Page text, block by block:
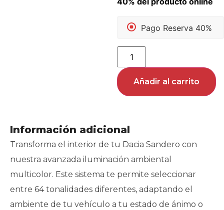
Pago Reserva 40%
Añadir al carrito
Información adicional
Transforma el interior de tu Dacia Sandero con
nuestra avanzada iluminación ambiental
multicolor. Este sistema te permite seleccionar
entre 64 tonalidades diferentes, adaptando el
ambiente de tu vehículo a tu estado de ánimo o